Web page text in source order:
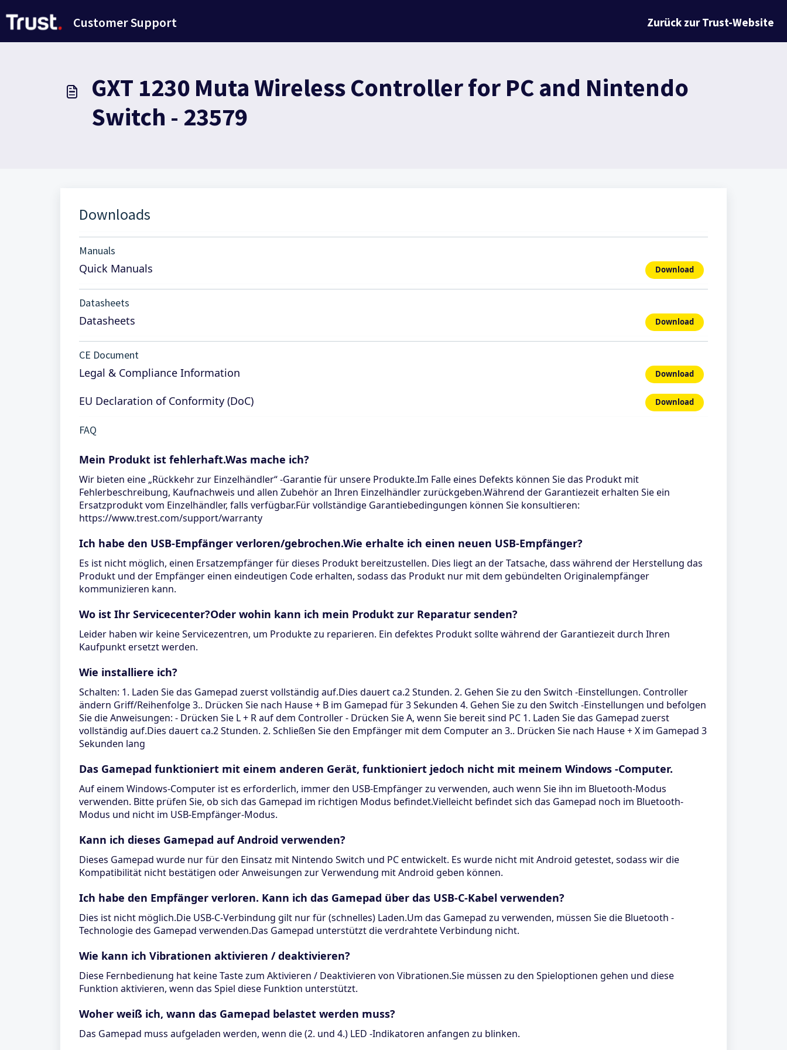
Customer Support Zurück zur Trust-Website
GXT 1230 Muta Wireless Controller for PC and Nintendo
Switch - 23579
Downloads
Manuals
Quick Manuals Download
Datasheets
Datasheets Download
CE Document
Legal & Compliance Information Download
EU Declaration of Conformity (DoC) Download
FAQ
Mein Produkt ist fehlerhaft.Was mache ich?
Wir bieten eine „Rückkehr zur Einzelhändler“ -Garantie für unsere Produkte.Im Falle eines Defekts können Sie das Produkt mit
Fehlerbeschreibung, Kaufnachweis und allen Zubehör an Ihren Einzelhändler zurückgeben.Während der Garantiezeit erhalten Sie ein
Ersatzprodukt vom Einzelhändler, falls verfügbar.Für vollständige Garantiebedingungen können Sie konsultieren:
https://www.trest.com/support/warranty
Ich habe den USB-Empfänger verloren/gebrochen.Wie erhalte ich einen neuen USB-Empfänger?
Es ist nicht möglich, einen Ersatzempfänger für dieses Produkt bereitzustellen. Dies liegt an der Tatsache, dass während der Herstellung das
Produkt und der Empfänger einen eindeutigen Code erhalten, sodass das Produkt nur mit dem gebündelten Originalempfänger
kommunizieren kann.
Wo ist Ihr Servicecenter?Oder wohin kann ich mein Produkt zur Reparatur senden?
Leider haben wir keine Servicezentren, um Produkte zu reparieren. Ein defektes Produkt sollte während der Garantiezeit durch Ihren
Kaufpunkt ersetzt werden.
Wie installiere ich?
Schalten: 1. Laden Sie das Gamepad zuerst vollständig auf.Dies dauert ca.2 Stunden. 2. Gehen Sie zu den Switch -Einstellungen. Controller
ändern Griff/Reihenfolge 3.. Drücken Sie nach Hause + B im Gamepad für 3 Sekunden 4. Gehen Sie zu den Switch -Einstellungen und befolgen
Sie die Anweisungen: - Drücken Sie L + R auf dem Controller - Drücken Sie A, wenn Sie bereit sind PC 1. Laden Sie das Gamepad zuerst
vollständig auf.Dies dauert ca.2 Stunden. 2. Schließen Sie den Empfänger mit dem Computer an 3.. Drücken Sie nach Hause + X im Gamepad 3
Sekunden lang
Das Gamepad funktioniert mit einem anderen Gerät, funktioniert jedoch nicht mit meinem Windows -Computer.
Auf einem Windows-Computer ist es erforderlich, immer den USB-Empfänger zu verwenden, auch wenn Sie ihn im Bluetooth-Modus
verwenden. Bitte prüfen Sie, ob sich das Gamepad im richtigen Modus befindet.Vielleicht befindet sich das Gamepad noch im Bluetooth-
Modus und nicht im USB-Empfänger-Modus.
Kann ich dieses Gamepad auf Android verwenden?
Dieses Gamepad wurde nur für den Einsatz mit Nintendo Switch und PC entwickelt. Es wurde nicht mit Android getestet, sodass wir die
Kompatibilität nicht bestätigen oder Anweisungen zur Verwendung mit Android geben können.
Ich habe den Empfänger verloren. Kann ich das Gamepad über das USB-C-Kabel verwenden?
Dies ist nicht möglich.Die USB-C-Verbindung gilt nur für (schnelles) Laden.Um das Gamepad zu verwenden, müssen Sie die Bluetooth -
Technologie des Gamepad verwenden.Das Gamepad unterstützt die verdrahtete Verbindung nicht.
Wie kann ich Vibrationen aktivieren / deaktivieren?
Diese Fernbedienung hat keine Taste zum Aktivieren / Deaktivieren von Vibrationen.Sie müssen zu den Spieloptionen gehen und diese
Funktion aktivieren, wenn das Spiel diese Funktion unterstützt.
Woher weiß ich, wann das Gamepad belastet werden muss?
Das Gamepad muss aufgeladen werden, wenn die (2. und 4.) LED -Indikatoren anfangen zu blinken.